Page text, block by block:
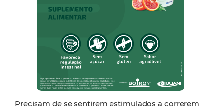
Precisam de se sentirem estimulados a correrem